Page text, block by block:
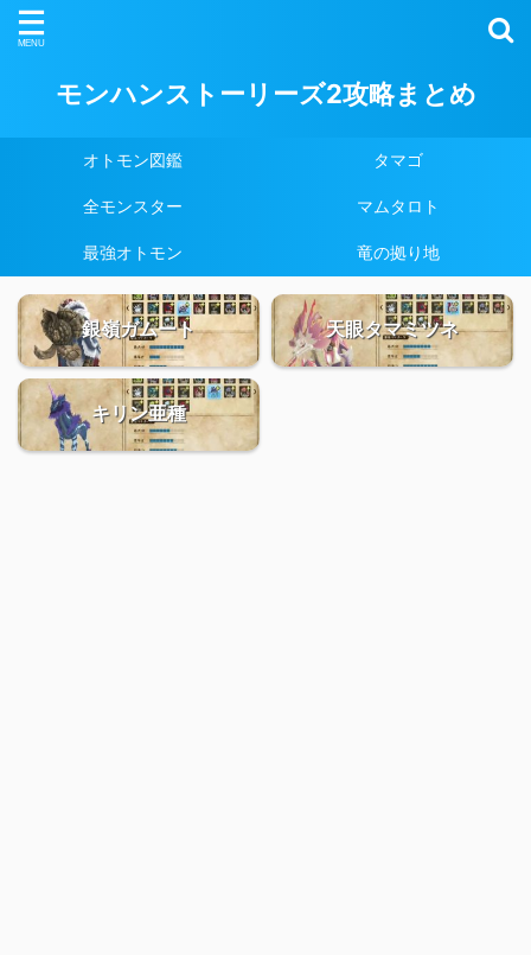
モンハンストーリーズ2攻略まとめ
オトモン図鑑 タマゴ
全モンスター マムタロト
最強オトモン 竜の拠り地
銀嶺ガムート 天眼タマミツネ
キリン亜種